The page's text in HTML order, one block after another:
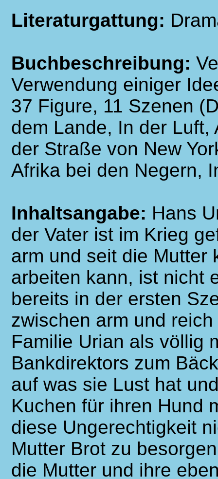
Literaturgattung:
Buchbeschreibung:
Verwendung einiger
37 Figure, 11 Szenen
dem Lande, In der Luft,
der Straße von New
Afrika bei den Negern,
Inhaltsangabe: Hans
der Vater ist im Krieg
arm und seit die Mutter
arbeiten kann, ist nicht
bereits in der ersten
zwischen arm und
Familie Urian als völlig
Bankdirektors zum
auf was sie Lust hat
Kuchen für ihren Hund
diese Ungerechtigkeit
Mutter Brot zu
die Mutter und ihre